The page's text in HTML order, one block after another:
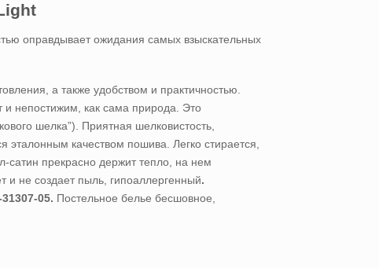
оправдывает ожидания самых взыскательных
а также удобством и практичностью.
и непостижим, как сама природа. Это
шелка”). Приятная шелковистость,
эталонным качеством пошива. Легко стирается,
сатин прекрасно держит тепло, на нем
и не создает пыль, гипоаллергенный.
05. Постельное белье бесшовное,